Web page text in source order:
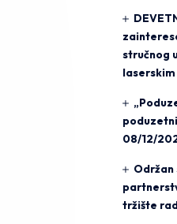
stručnog
08/12/
tržište